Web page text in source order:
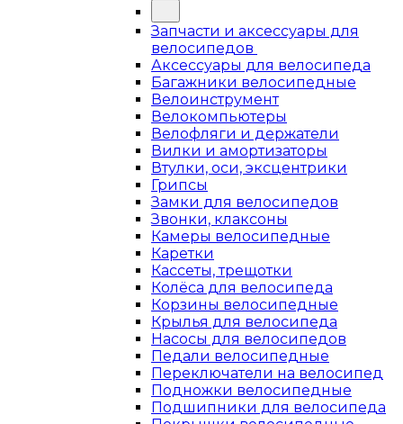
Запчасти и аксессуары для
велосипедов
Аксессуары для велосипеда
Багажники велосипедные
Велоинструмент
Велокомпьютеры
Велофляги и держатели
Вилки и амортизаторы
Втулки, оси, эксцентрики
Грипсы
Замки для велосипедов
Звонки, клаксоны
Камеры велосипедные
Каретки
Кассеты, трещотки
Колёса для велосипеда
Корзины велосипедные
Крылья для велосипеда
Насосы для велосипедов
Педали велосипедные
Переключатели на велосипед
Подножки велосипедные
Подшипники для велосипеда